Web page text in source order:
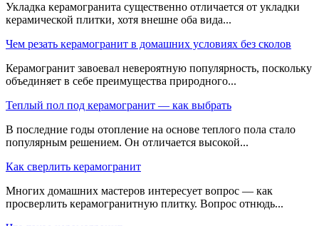
Укладка керамогранита существенно отличается от укладки
керамической плитки, хотя внешне оба вида...
Чем резать керамогранит в домашних условиях без сколов
Керамогранит завоевал невероятную популярность, поскольку
объединяет в себе преимущества природного...
Теплый пол под керамогранит — как выбрать
В последние годы отопление на основе теплого пола стало
популярным решением. Он отличается высокой...
Как сверлить керамогранит
Многих домашних мастеров интересует вопрос — как
просверлить керамогранитную плитку. Вопрос отнюдь...